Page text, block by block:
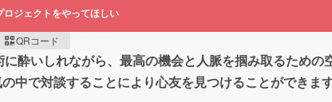
ロジェクトをやってほしい
QRコード
いしれながら、最高の機会と人脈を掴み取るための
で対談することにより心友を見つけることができます